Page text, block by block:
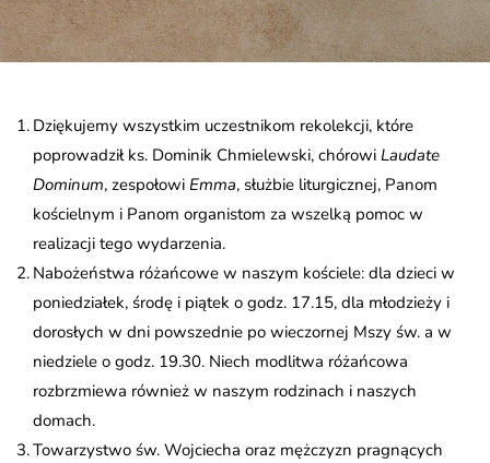
Dziękujemy wszystkim uczestnikom rekolekcji, które
poprowadził ks. Dominik Chmielewski, chórowi Laudate
Dominum, zespołowi Emma, służbie liturgicznej, Panom
kościelnym i Panom organistom za wszelką pomoc w
realizacji tego wydarzenia.
Nabożeństwa różańcowe w naszym kościele: dla dzieci w
poniedziałek, środę i piątek o godz. 17.15, dla młodzieży i
dorosłych w dni powszednie po wieczornej Mszy św. a w
niedziele o godz. 19.30. Niech modlitwa różańcowa
rozbrzmiewa również w naszym rodzinach i naszych
domach.
Towarzystwo św. Wojciecha oraz mężczyzn pragnących